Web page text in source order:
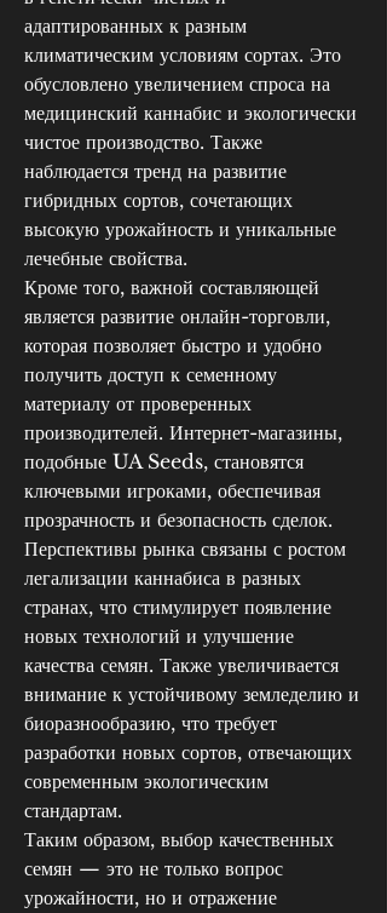
адаптированных к разным
климатическим условиям сортах. Это
обусловлено увеличением спроса на
медицинский каннабис и экологически
чистое производство. Также
наблюдается тренд на развитие
гибридных сортов, сочетающих
высокую урожайность и уникальные
лечебные свойства.
Кроме того, важной составляющей
является развитие онлайн-торговли,
которая позволяет быстро и удобно
получить доступ к семенному
материалу от проверенных
производителей. Интернет-магазины,
подобные UA Seeds, становятся
ключевыми игроками, обеспечивая
прозрачность и безопасность сделок.
Перспективы рынка связаны с ростом
легализации каннабиса в разных
странах, что стимулирует появление
новых технологий и улучшение
качества семян. Также увеличивается
внимание к устойчивому земледелию и
биоразнообразию, что требует
разработки новых сортов, отвечающих
современным экологическим
стандартам.
Таким образом, выбор качественных
семян — это не только вопрос
урожайности, но и отражение